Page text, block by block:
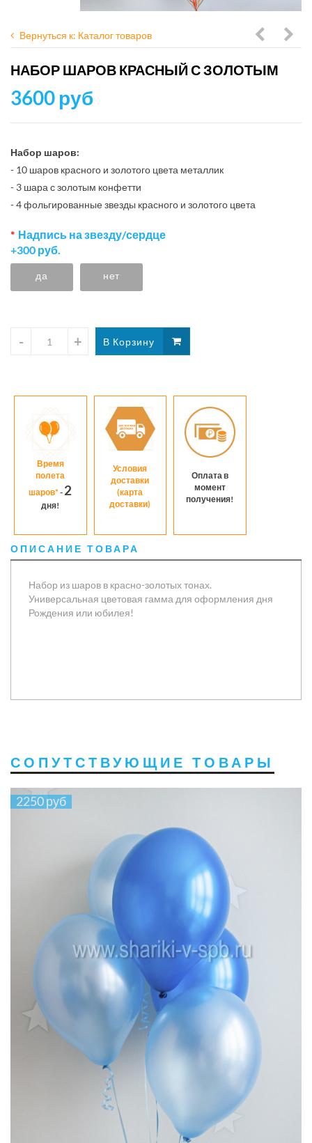
Вернуться к: Каталог товаров
облаком
розово-
хром
НАБОР ШАРОВ КРАСНЫЙ С ЗОЛОТЫМ
3600 руб
Набор шаров:
- 10 шаров красного и золотого цвета металлик
- 3 шара с золотым конфетти
- 4 фольгированные звезды красного и золотого цвета
Надпись на звезду/сердце
+300 руб.
да нет
Время
полета
шаров*- 2
дня!
Условия
доставки
(карта
доставки)
Оплата в
момент
получения!
ОПИСАНИЕ ТОВАРА
Набор из шаров в красно-золотых тонах.
Универсальная цветовая гамма для оформления дня
Рождения или юбилея!
СОПУТСТВУЮЩИЕ ТОВАРЫ
2250 руб